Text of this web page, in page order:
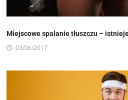
Miejscowe spalanie tłuszczu –
03/06/2017